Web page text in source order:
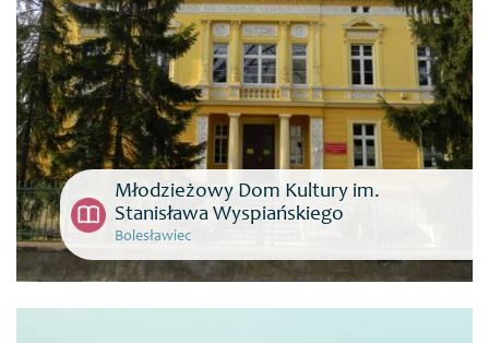
Młodzieżowy Dom Kultury im.
Stanisława Wyspiańskiego
Bolesławiec